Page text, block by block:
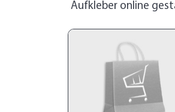
Aufkleber online